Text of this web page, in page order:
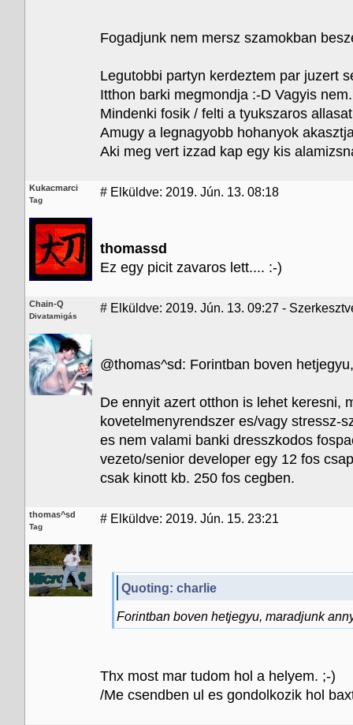
Fogadjunk nem mersz szamokban
Legutobbi partyn kerdeztem par juzert
Itthon barki megmondja :-D Vagyis nem.
Mindenki fosik / felti a tyukszaros
Amugy a legnagyobb hohanyok
Aki meg vert izzad kap egy kis
Kukacmarci
Tag
# Elküldve: 2019. Jún. 13. 08:18
thomassd
Ez egy picit zavaros lett.... :-)
Chain-Q
Divatamigás
# Elküldve: 2019. Jún. 13. 09:27 -
@thomas^sd: Forintban boven
De ennyit azert otthon is lehet keresni,
kovetelmenyrendszer es/vagy stressz-
es nem valami banki dresszkodos
vezeto/senior developer egy 12 fos
csak kinott kb. 250 fos cegben.
thomas^sd
Tag
# Elküldve: 2019. Jún. 15. 23:21
Quoting: charlie
Forintban boven hetjegyu, maradjunk
Thx most mar tudom hol a helyem. ;-)
/Me csendben ul es gondolkozik hol